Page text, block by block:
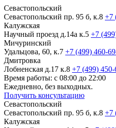
Севастопольский
Севастопольский пр. 95 б, к.8 +7
Калужская
Научный проезд д.14а к.5 +7
Мичуринский
Удальцова, 60, к.7 +7 (499) 460-
Дмитровка
Лобненская д.17 к.8 +7 (499)
Время работы: с 08:00 до 22:00
Ежедневно, без выходных.
Получить консультацию
Севастопольский
Севастопольский пр. 95 б, к.8 +7
Калужская